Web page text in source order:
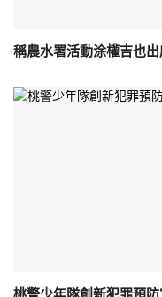
稱農水署活動涂權吉也